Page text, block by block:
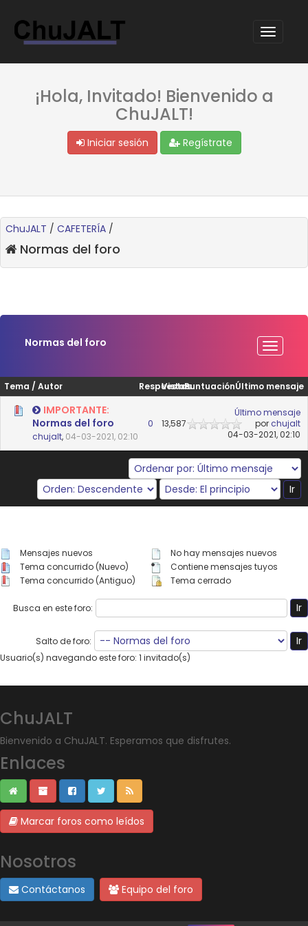
¡Hola, Invitado! Bienvenido a
ChuJALT!
Iniciar sesión Regístrate
ChuJALT / CAFETERÍA /
Normas del foro
Normas del foro
Tema / Autor Respuestas
VistasPuntuaciónÚltimo mensaje
IMPORTANTE:
Normas del foro
chujalt, 04-03-2021, 02:10
0 13,587
Último mensaje
por chujalt
04-03-2021, 02:10
Mensajes nuevos
Tema concurrido (Nuevo)
Tema concurrido (Antiguo)
No hay mensajes nuevos
Contiene mensajes tuyos
Tema cerrado
Busca en este foro:
Salto de foro:
Usuario(s) navegando este foro: 1 invitado(s)
ChuJALT
Bienvenido a ChuJALT. Esperamos que disfrutes.
Enlaces
Marcar foros como leídos
Nosotros
Contáctanos Equipo del foro